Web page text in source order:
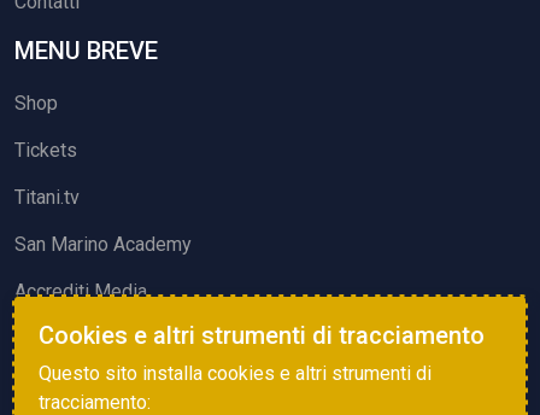
MENU BREVE
Shop
Tickets
Titani.tv
San Marino Academy
Accrediti Media
ATTIVITÀ ED EVENTI
Squadre di Calcio
Cookies e altri strumenti di tracciamento
Questo sito installa cookies e altri strumenti di
tracciamento: